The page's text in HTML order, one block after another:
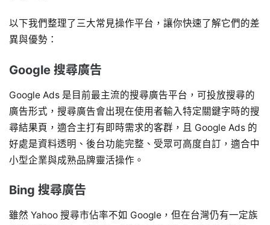
以下我們整理了三大常見操作平台，讓你快速了解它們的差
異與優勢：
Google 搜尋廣告
Google Ads 是目前最主流的搜尋廣告平台，可投放搜尋的
廣告形式，搜尋廣告會出現在使用者輸入特定關鍵字時的搜
尋結果頁，適合主打有即時需求的客群，且 Google Ads 的
好處是資料透明、後台功能完整、受眾可高度自訂，適合中
小型企業與成熟品牌靈活操作。
Bing 搜尋廣告
雖然 Yahoo 搜尋市佔率不如 Google，但在台灣仍有一定族